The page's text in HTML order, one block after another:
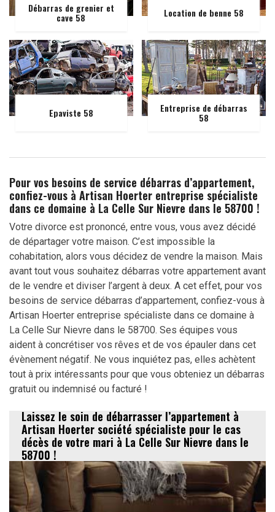
Débarras de grenier et
cave 58 Location de benne 58
Epaviste 58 Entreprise de débarras
58
Pour vos besoins de service débarras d’appartement,
confiez-vous à Artisan Hoerter entreprise spécialiste
dans ce domaine à La Celle Sur Nievre dans le 58700 !
Votre divorce est prononcé, entre vous, vous avez décidé
de départager votre maison. C’est impossible la
cohabitation, alors vous décidez de vendre la maison. Mais
avant tout vous souhaitez débarras votre appartement avant
de le vendre et diviser l’argent à deux. A cet effet, pour vos
besoins de service débarras d’appartement, confiez-vous à
Artisan Hoerter entreprise spécialiste dans ce domaine à
La Celle Sur Nievre dans le 58700. Ses équipes vous
aident à concrétiser vos rêves et de vos épauler dans cet
évènement négatif. Ne vous inquiétez pas, elles achètent
tout à prix intéressants pour que vous obteniez un débarras
gratuit ou indemnisé ou facturé !
Laissez le soin de débarrasser l’appartement à
Artisan Hoerter société spécialiste pour le cas
décès de votre mari à La Celle Sur Nievre dans le
58700 !